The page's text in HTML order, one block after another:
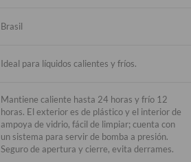
Brasil
Ideal para líquidos calientes y fríos.
Mantiene caliente hasta 24 horas y frío 12
horas. El exterior es de plástico y el interior de
ampoya de vidrio, fácil de limpiar; cuenta con
un sistema para servir de bomba a presión.
Seguro de apertura y cierre, evita derrames.